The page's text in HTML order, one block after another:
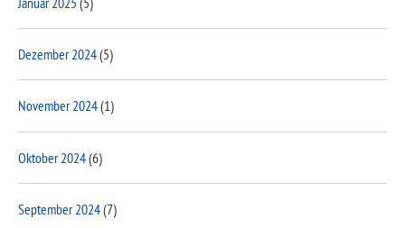
Dezember 2024(5)
November 2024(1)
Oktober 2024(6)
September 2024(7)